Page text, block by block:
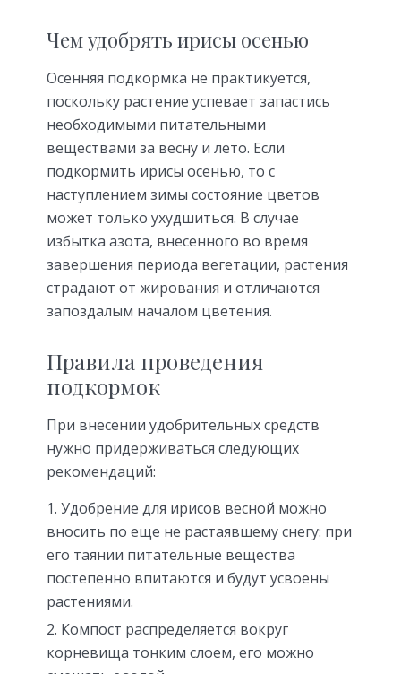
Чем удобрять ирисы осенью
Осенняя подкормка не практикуется,
поскольку растение успевает запастись
необходимыми питательными
веществами за весну и лето. Если
подкормить ирисы осенью, то с
наступлением зимы состояние цветов
может только ухудшиться. В случае
избытка азота, внесенного во время
завершения периода вегетации, растения
страдают от жирования и отличаются
запоздалым началом цветения.
Правила проведения
подкормок
При внесении удобрительных средств
нужно придерживаться следующих
рекомендаций:
Удобрение для ирисов весной можно
вносить по еще не растаявшему снегу: при
его таянии питательные вещества
постепенно впитаются и будут усвоены
растениями.
Компост распределяется вокруг
корневища тонким слоем, его можно